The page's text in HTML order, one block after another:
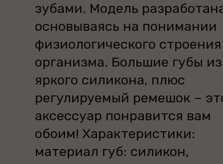
зубами. Модель
основываясь на понимании
физиологического строения
организма. Большие губы из
яркого силикона, плюс
регулируемый ремешок –
аксессуар понравится вам
обоим! Характеристики:
материал губ: силикон,